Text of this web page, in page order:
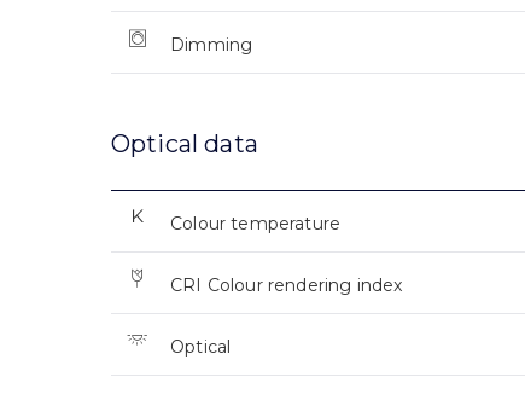
Dimming
Optical data
Colour temperature
CRI Colour rendering index
Optical